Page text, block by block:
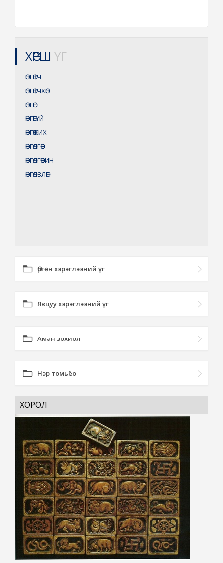
ХӨРШ ҮГ
ӨНГӨВЧ
ӨНГӨВЧХӨН
ӨНГӨГ:
ӨНГӨГҮЙ
ӨНГӨЖИХ
ӨНГӨЛГӨӨ
ӨНГӨЛГӨӨЧИН
ӨНГӨЛЗЛӨГ
Өргөн хэрэглээний үг
Явцуу хэрэглээний үг
Аман зохиол
Нэр томьёо
ХОРОЛ